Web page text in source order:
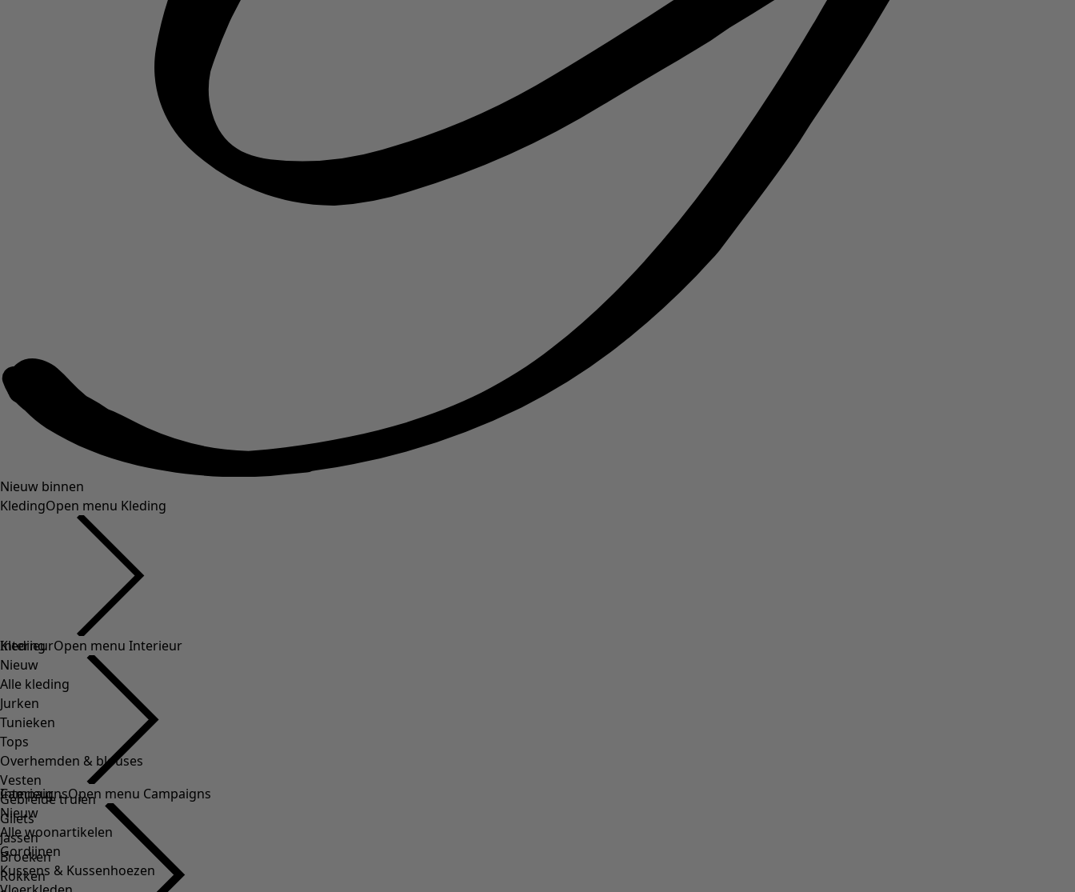
Nieuw binnen
KledingOpen menu Kleding
Kleding
Nieuw
Alle kleding
Jurken
Tunieken
Tops
Overhemden & blouses
Vesten
Gebreide truien
Gilets
Jassen
Broeken
Rokken
InterieurOpen menu Interieur
Interieur
Nieuw
Alle woonartikelen
Gordijnen
Kussens & Kussenhoezen
CampaignsOpen menu Campaigns